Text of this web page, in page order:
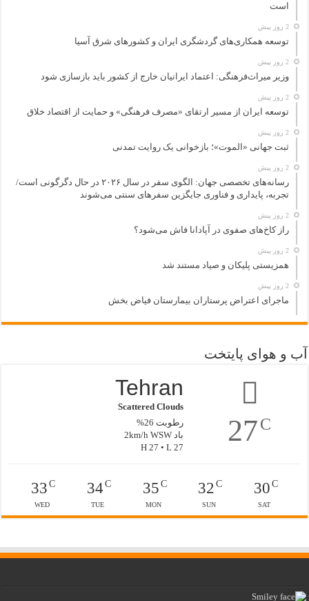
است
2 روز پیش
توسعه همکاری‌های گردشگری ایران و کشورهای شرق آسیا
2 روز پیش
وزیر میراث‌فرهنگی: اعتماد ایرانیان خارج از کشور باید بازسازی شود
2 روز پیش
توسعه ایران از مسیر ارتقای «مصرف فرهنگی» و حمایت از اقتصاد خلاق
2 روز پیش
ثبت جهانی «الموت»؛ بازخوانی یک روایت تمدنی
2 روز پیش
رسانه‌های تخصصی جهان: الگوی سفر در سال ۲۰۲۶ در حال دگرگونی است/
تجربه، پایداری و فناوری جایگزین سفرهای سنتی می‌شوند
2 روز پیش
راز کاخ‌های صفوی در آپادانا فاش می‌شود؟
2 روز پیش
همزیستی پلیکان و صیاد مستند شد
2 روز پیش
ماجرای اعتراض پرستاران بیمارستان فیاض بخش
آب و هوای پایتخت
27C
Tehran
Scattered Clouds
رطوبت 26%
باد 2km/h WSW
H 27 • L 27
30C
SAT
32 C
SUN
35C
MON
34C
TUE
33C
WED